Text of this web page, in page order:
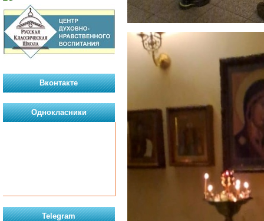
Вконтакте
Однокласники
Telegram